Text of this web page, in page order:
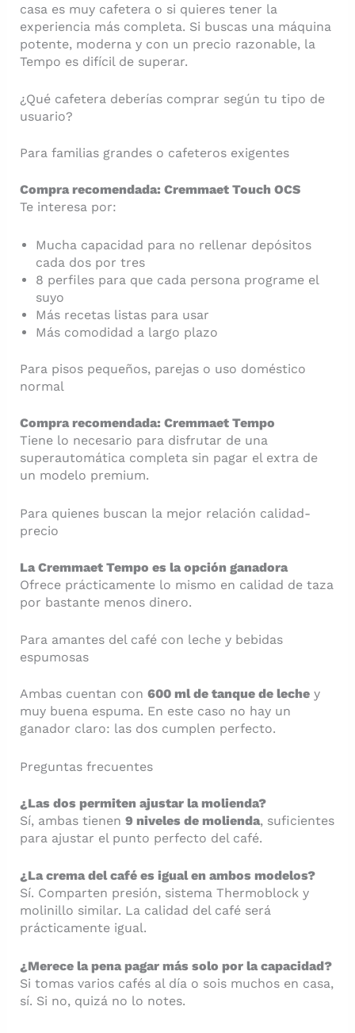
casa es muy cafetera o si quieres tener la
experiencia más completa. Si buscas una máquina
potente, moderna y con un precio razonable, la
Tempo es difícil de superar.
¿Qué cafetera deberías comprar según tu tipo de
usuario?
Para familias grandes o cafeteros exigentes
Compra recomendada: Cremmaet Touch OCS
Te interesa por:
Mucha capacidad para no rellenar depósitos
cada dos por tres
8 perfiles para que cada persona programe el
suyo
Más recetas listas para usar
Más comodidad a largo plazo
Para pisos pequeños, parejas o uso doméstico
normal
Compra recomendada: Cremmaet Tempo
Tiene lo necesario para disfrutar de una
superautomática completa sin pagar el extra de
un modelo premium.
Para quienes buscan la mejor relación calidad-
precio
La Cremmaet Tempo es la opción ganadora
Ofrece prácticamente lo mismo en calidad de taza
por bastante menos dinero.
Para amantes del café con leche y bebidas
espumosas
Ambas cuentan con 600 ml de tanque de lechey
muy buena espuma. En este caso no hay un
ganador claro: las dos cumplen perfecto.
Preguntas frecuentes
¿Las dos permiten ajustar la molienda?
Sí, ambas tienen 9 niveles de molienda, suficientes
para ajustar el punto perfecto del café.
¿La crema del café es igual en ambos modelos?
Sí. Comparten presión, sistema Thermoblock y
molinillo similar. La calidad del café será
prácticamente igual.
¿Merece la pena pagar más solo por la capacidad?
Si tomas varios cafés al día o sois muchos en casa,
sí. Si no, quizá no lo notes.